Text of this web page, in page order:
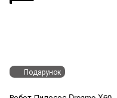
Подарунок